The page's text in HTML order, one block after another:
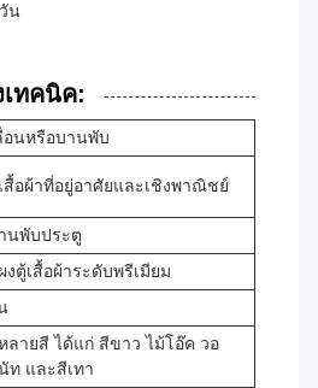
น
เทคนิค:
อนหรือบานพับ
สื้อผ้าที่อยู่อาศัยและเชิงพาณิชย์
นพับประตู
งตู้เสื้อผ้าระดับพรีเมียม
ลายสี ได้แก่ สีขาว ไม้โอ๊ค วอ
ท และสีเทา